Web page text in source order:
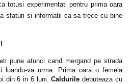
totusi experimentati pentru prima oara
sfaturi si informatii ca sa trece cu bine
pune atunci cand mergand pe strada
luandu-va urma. Prima oara o femela
din 6 in 6 luni.Calduriledebuteaza cu